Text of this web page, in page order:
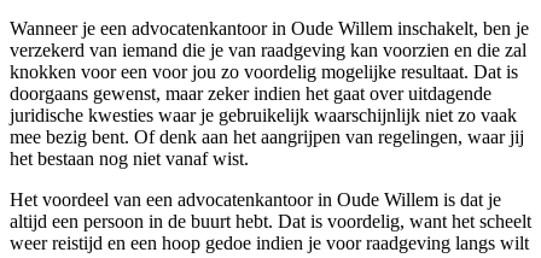
Wanneer je een advocatenkantoor in Oude Willem inschakelt, ben je
verzekerd van iemand die je van raadgeving kan voorzien en die zal
knokken voor een voor jou zo voordelig mogelijke resultaat. Dat is
doorgaans gewenst, maar zeker indien het gaat over uitdagende
juridische kwesties waar je gebruikelijk waarschijnlijk niet zo vaak
mee bezig bent. Of denk aan het aangrijpen van regelingen, waar jij
het bestaan nog niet vanaf wist.
Het voordeel van een advocatenkantoor in Oude Willem is dat je
altijd een persoon in de buurt hebt. Dat is voordelig, want het scheelt
weer reistijd en een hoop gedoe indien je voor raadgeving langs wilt